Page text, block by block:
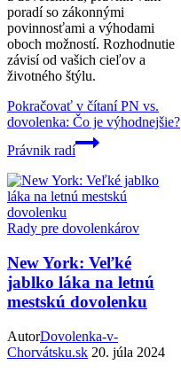
poradí so zákonnými
povinnosťami a výhodami
oboch možností. Rozhodnutie
závisí od vašich cieľov a
životného štýlu.
Pokračovať v čítaníPN vs.
dovolenka: Čo je výhodnejšie?
Právnik radí
Rady pre dovolenkárov
New York: Veľké
jablko láka na letnú
mestskú dovolenku
AutorDovolenka-v-
Chorvátsku.sk 20. júla 2024